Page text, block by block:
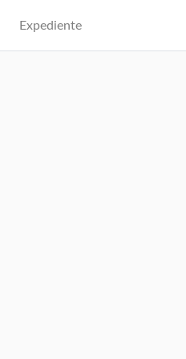
Expediente